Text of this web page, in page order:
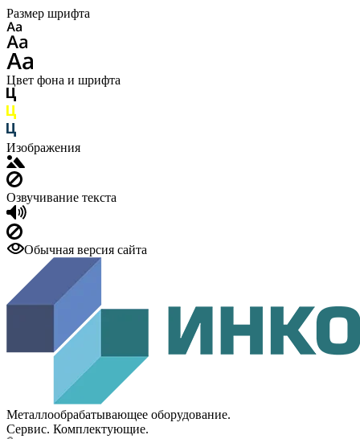
Размер шрифта
Цвет фона и шрифта
Изображения
Озвучивание текста
Обычная версия сайта
Металлообрабатывающее оборудование.
Сервис. Комплектующие.